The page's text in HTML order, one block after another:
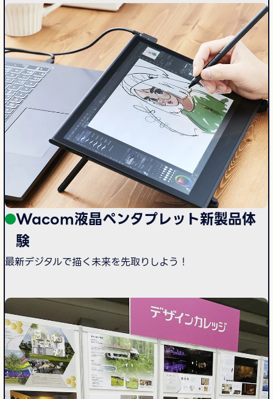
Wacom液晶ペンタプレット新製品体
験
最新デジタルで描く未来を先取りしよう！